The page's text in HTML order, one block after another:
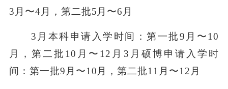
3月〜4月，第二批5月〜6月
3月本科申请入学时间：第一批9月〜10
月，第二批10月〜12月3月硕博申请入学时
间：第一批9月〜10月，第二批11月〜12月